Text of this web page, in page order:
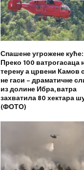
Спашене угрожене куће:
Преко 100 ватрогасаца
терену а црвени Камов
не гаси – драматичне
из долине Ибра, ватра
захватила 80 хектара
(ФОТО)